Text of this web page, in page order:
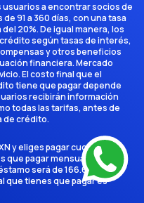
usuarios a encontrar socios de
91 a 360 días, con una tasa
20%. De igual manera, los
según tasas de interés,
y otros beneficios
financiera. Mercado
El costo final que el
tiene que pagar depende
recibirán información
todas las tarifas, antes de
de crédito.
y eliges pagar cuotas en 6
que pagar mensualmente es
será de 166.666,7
que tienes que pagar es